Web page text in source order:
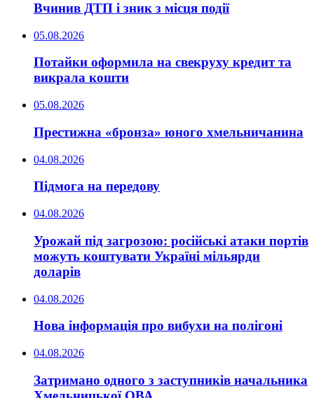
Вчинив ДТП і зник з місця події
05.08.2026
Потайки оформила на свекруху кредит та
викрала кошти
05.08.2026
Престижна «бронза» юного хмельничанина
04.08.2026
Підмога на передову
04.08.2026
Урожай під загрозою: російські атаки портів
можуть коштувати Україні мільярди
доларів
04.08.2026
Нова інформація про вибухи на полігоні
04.08.2026
Затримано одного з заступників начальника